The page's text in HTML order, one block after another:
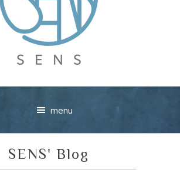
menu
SENS' Blog
I'll help you find something lovely from